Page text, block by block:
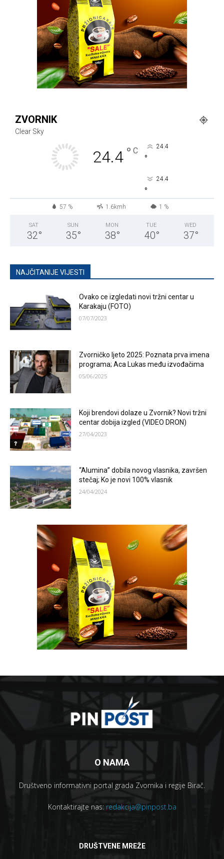
ZVORNIK
Clear Sky
24.4 ° C 24.4
°
24.4
°
57 % 1.6kmh 1 %
SAT
32°
SUN
35°
MON
38°
TUE
40°
WED
37°
NAJČITANIJE VIJESTI
Ovako ce izgledati novi tržni centar u
Karakaju (FOTO)
07/07/2023
Zvorničko ljeto 2025: Poznata prva imena
programa; Aca Lukas među izvođačima
05/06/2025
Koji brendovi dolaze u Zvornik? Novi tržni
centar dobija izgled (VIDEO DRON)
27/04/2023
“Alumina” dobila novog vlasnika, završen
stečaj; Ko je novi 100% vlasnik
24/04/2024
O NAMA
Društveno informativni portal grada Zvornika i regije Birač.
Kontaktirajte nas: redakcija@pinpost.ba
DRUŠTVENE MREŽE